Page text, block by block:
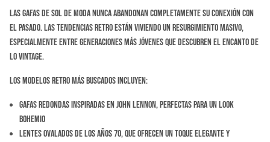
Las gafas de sol de moda nunca abandonan completamente su conexión con
el pasado. Las tendencias retro están viviendo un resurgimiento masivo,
especialmente entre generaciones más jóvenes que descubren el encanto de
lo vintage.
Los modelos retro más buscados incluyen:
Gafas redondas inspiradas en John Lennon, perfectas para un look
bohemio
Lentes ovalados de los años 70, que ofrecen un toque elegante y